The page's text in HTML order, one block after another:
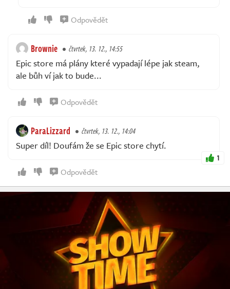
Odpovědět
Brownie čtvrtek, 13. 12., 14:55
Epic store má plány které vypadají lépe jak steam,
ale bůh ví jak to bude...
Odpovědět
ParaLizzard čtvrtek, 13. 12., 14:04
Super díl! Doufám že se Epic store chytí.
1
Odpovědět